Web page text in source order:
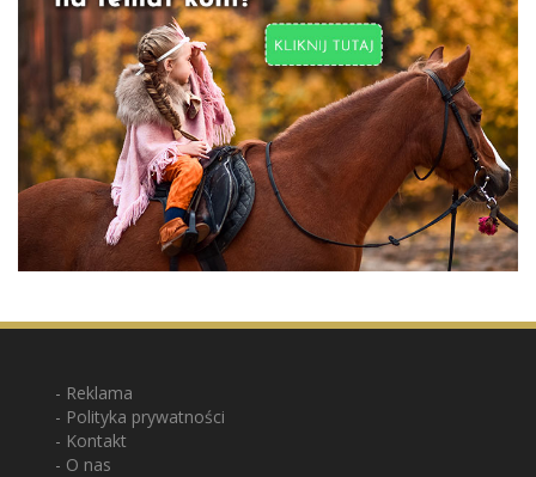
Reklama
Polityka prywatności
Kontakt
O nas